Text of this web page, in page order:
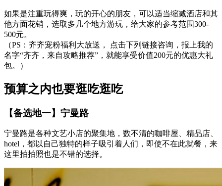
如果是注重玩得爽，玩的开心的朋友，可以适当缩减酒店和其
他方面花销，选取多几个地方游玩，给大家的参考范围300-
500元。
（PS：齐齐宠粉福利大放送， 点击下列链接咨询，报上我的
名字“齐齐，来自攻略推荐”，就能享受价值200元的优惠大礼
包。）
预算之内也要逛吃逛吃
【备选地一】宁曼路
宁曼路是各种文艺小店的聚集地，数不清的咖啡屋、精品店、
hotel，都以自己独特的样子吸引着人们，即使不在此就餐，来
这里拍拍照也是不错的选择。